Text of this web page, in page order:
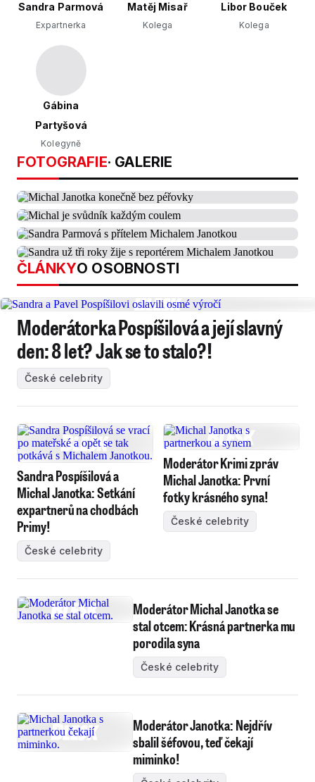
Sandra Parmová
Expartnerka
Matěj Misař
Kolega
Libor Bouček
Kolega
Gábina
Partyšová
Kolegyně
FOTOGRAFIE· GALERIE
ČLÁNKYO OSOBNOSTI
Moderátorka Pospíšilová a její slavný
den: 8 let? Jak se to stalo?!
České celebrity
Sandra Pospíšilová a
Michal Janotka: Setkání
expartnerů na chodbách
Primy!
České celebrity
Moderátor Krimi zpráv
Michal Janotka: První
fotky krásného syna!
České celebrity
Moderátor Michal Janotka se
stal otcem: Krásná partnerka mu
porodila syna
České celebrity
Moderátor Janotka: Nejdřív
sbalil šéfovou, teď čekají
miminko!